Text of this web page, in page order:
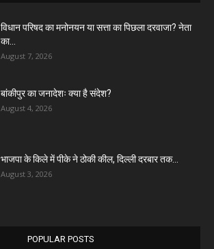
विधान परिषद का मनोनयन या सत्ता का पिछला दरवाजा? नेता
का...
August 7, 2026
बांकीपुर का जनादेशः क्या है संदेश?
August 4, 2026
भाजपा के किले में पीके ने ठोकी कील, दिल्ली दरबार तक...
August 3, 2026
POPULAR POSTS